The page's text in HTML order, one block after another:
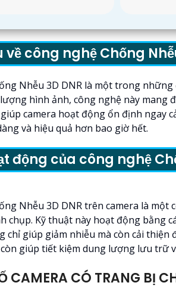
về công nghệ Chống
Nhễu 3D DNR là một trong
hình ảnh, công nghệ này mang
camera hoạt động ổn định ngay
và hiệu quả hơn bao giờ hết.
động của công nghệ
Nhễu 3D DNR trên camera là
chụp. Kỹ thuật này hoạt động bằng
chỉ giúp giảm nhiễu mà còn cải thiện
giúp tiết kiệm dung lượng lưu trữ
CAMERA CÓ TRANG BỊ